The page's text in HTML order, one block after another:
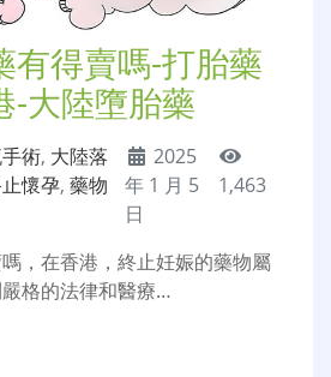
有得賣嗎-打胎藥
-大陸墮胎藥
術, 大陸落
懷孕, 藥物
2025
年 1 月 5
日
1,463
，在香港，終止妊娠的藥物屬
格的法律和醫療…